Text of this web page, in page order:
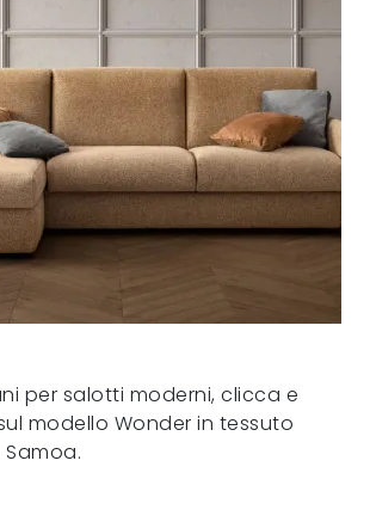
per salotti moderni, clicca e
modello Wonder in tessuto